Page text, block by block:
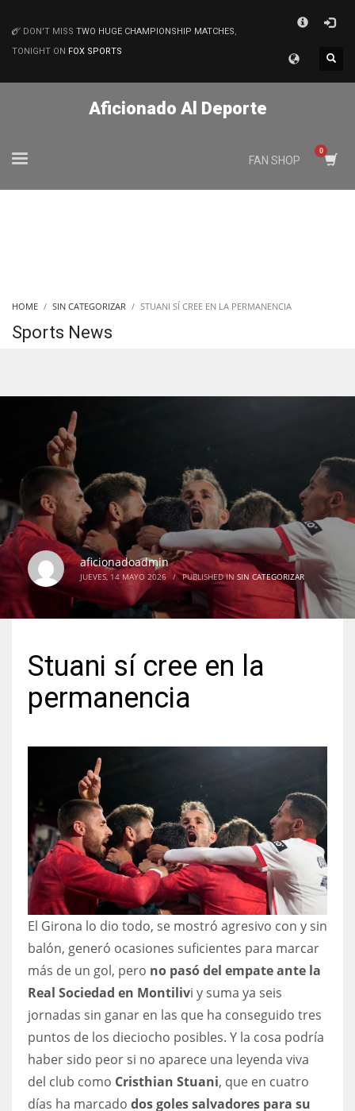
MATCHES
NYJ
3
ATL
24
IND
34
MIN
6
DON'T MISS TWO HUGE CHAMPIONSHIP MATCHES,
TONIGHT ON FOX SPORTS
Aficionado Al Deporte
FAN SHOP
HOME SIN CATEGORIZAR STUANI SÍ CREE EN LA PERMANENCIA
Sports News
aficionadoadmin
JUEVES, 14 MAYO 2026 / PUBLISHED IN SIN CATEGORIZAR
Stuani sí cree en la
permanencia
El Girona lo dio todo, se mostró agresivo con y sin
balón, generó ocasiones suficientes para marcar
más de un gol, pero no pasó del empate ante la
Real Sociedad en Montilivi y suma ya seis
jornadas sin ganar en las que ha conseguido tres
puntos de los dieciocho posibles. Y la cosa podría
haber sido peor si no aparece una leyenda viva
del club como Cristhian Stuani, que en cuatro
días ha marcado dos goles salvadores para su